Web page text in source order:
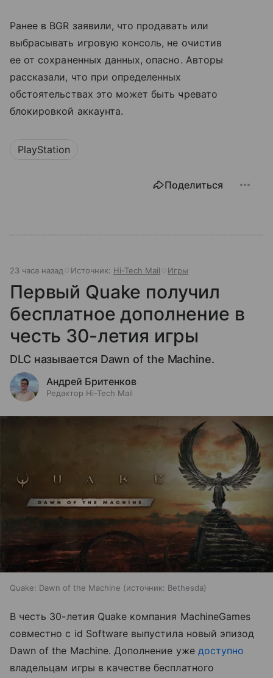
Ранее в BGR заявили, что продавать или
выбрасывать игровую консоль, не очистив
ее от сохраненных данных, опасно. Авторы
рассказали, что при определенных
обстоятельствах это может быть чревато
блокировкой аккаунта.
PlayStation
Поделиться
23 часа назад Источник: Hi-Tech Mail Игры
Первый Quake получил
бесплатное дополнение в
честь 30-летия игры
DLC называется Dawn of the Machine.
Андрей Бритенков
Редактор Hi-Tech Mail
Quake: Dawn of the Machine источник: Bethesda
В честь 30-летия Quake компания MachineGames
совместно с id Software выпустила новый эпизод
Dawn of the Machine. Дополнение уже доступно
владельцам игры в качестве бесплатного